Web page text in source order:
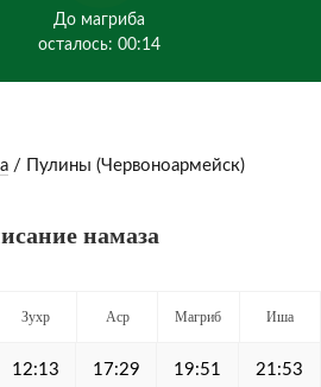
До магриба
осталось: 00:14
/ Пулины (Червоноармейск)
намаза
Зухр Аср Магриб Иша
12:13 17:29 19:51 21:53